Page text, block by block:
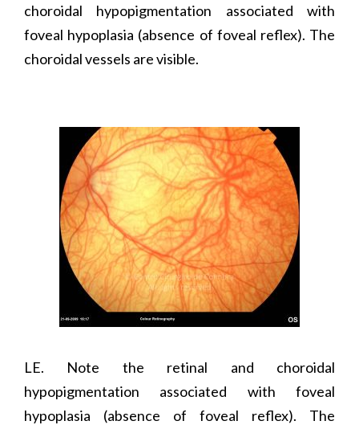
choroidal hypopigmentation associated with
foveal hypoplasia (absence of foveal reflex). The
choroidal vessels are visible.
LE. Note the retinal and choroidal
hypopigmentation associated with foveal
hypoplasia (absence of foveal reflex). The